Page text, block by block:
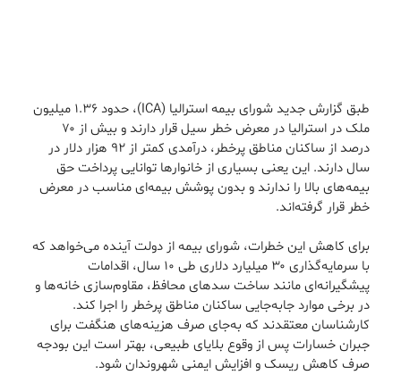
طبق گزارش جدید شورای بیمه استرالیا (ICA)، حدود ۱.۳۶ میلیون
ملک در استرالیا در معرض خطر سیل قرار دارند و بیش از ۷۰
درصد از ساکنان مناطق پرخطر، درآمدی کمتر از ۹۲ هزار دلار در
سال دارند. این یعنی بسیاری از خانوارها توانایی پرداخت حق
بیمه‌های بالا را ندارند و بدون پوشش بیمه‌ای مناسب در معرض
خطر قرار گرفته‌اند.
برای کاهش این خطرات، شورای بیمه از دولت آینده می‌خواهد که
با سرمایه‌گذاری ۳۰ میلیارد دلاری طی ۱۰ سال، اقدامات
پیشگیرانه‌ای مانند ساخت سدهای محافظ، مقاوم‌سازی خانه‌ها و
در برخی موارد جابه‌جایی ساکنان مناطق پرخطر را اجرا کند.
کارشناسان معتقدند که به‌جای صرف هزینه‌های هنگفت برای
جبران خسارات پس از وقوع بلایای طبیعی، بهتر است این بودجه
صرف کاهش ریسک و افزایش ایمنی شهروندان شود.